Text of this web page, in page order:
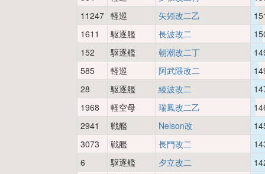
11247 軽巡 矢矧改二乙
1611
駆逐艦 長波改二
152
駆逐艦 朝潮改二丁
585
軽巡 阿武隈改二
28
駆逐艦 綾波改二
1968
軽空母 瑞鳳改二乙
2941
戦艦 Nelson改
3073
戦艦 長門改二
6
駆逐艦 夕立改二